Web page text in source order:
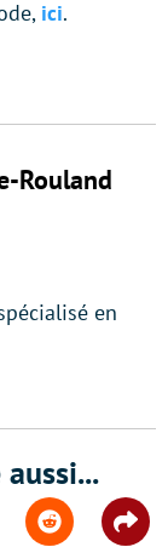
ici.
Rouland
en
Reddit